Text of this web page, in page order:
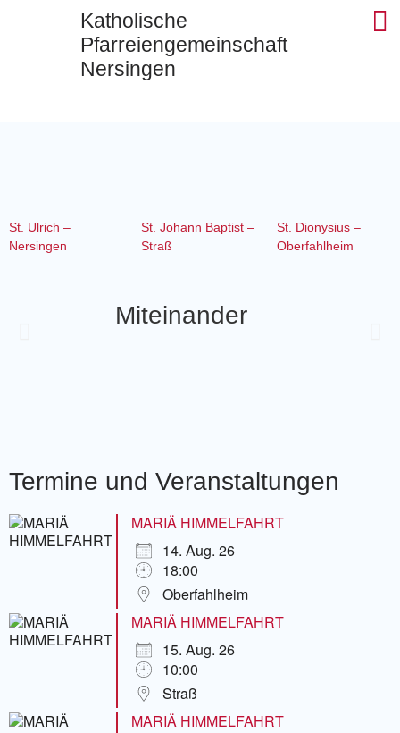
Katholische
Pfarreiengemeinschaft
Nersingen
St. Ulrich –
Nersingen
St. Johann Baptist –
Straß
St. Dionysius –
Oberfahlheim
Miteinander
Termine und Veranstaltungen
MARIÄ HIMMELFAHRT
14. Aug. 26
18:00
Oberfahlheim
MARIÄ HIMMELFAHRT
15. Aug. 26
10:00
Straß
MARIÄ HIMMELFAHRT